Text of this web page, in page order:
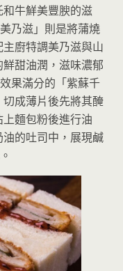
牛鮮美豐腴的滋
乃滋」則是將蒲燒
廚特調美乃滋與山
甜油潤，滋味濃郁
果滿分的「紫蘇千
成薄片後先將其醃
麵包粉後進行油
的吐司中，展現鹹